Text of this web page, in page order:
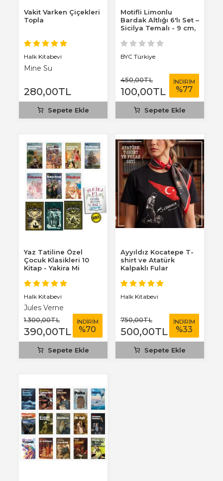
Vakit Varken Çiçekleri
Topla
Halk Kitabevi
Mine Su
280,00TL
Sepete Ekle
Motifli Limonlu
Bardak Altlığı 6'lı Set –
Sicilya Temalı - 9 cm,
BYC Türkiye
450,00TL
100,00TL
İNDİRİM
%77
Sepete Ekle
Yaz Tatiline Özel
Çocuk Klasikleri 10
Kitap - Yakira Mi
Halk Kitabevi
Jules Verne
1.300,00TL
390,00TL
İNDİRİM
%70
Sepete Ekle
Ayyıldız Kocatepe T-
shirt ve Atatürk
Kalpaklı Fular
Halk Kitabevi
750,00TL
500,00TL
İNDİRİM
%33
Sepete Ekle